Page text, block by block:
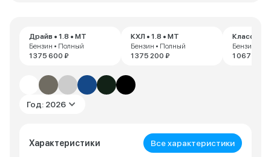
Драйв • 1.8 • MT
Бензин • Полный
1 375 600 ₽
КХЛ • 1.8 • MT
Бензин • Полный
1 375 200 ₽
Классик •
Бензин •
1 067 600
Год: 2026
Характеристики Все характеристики